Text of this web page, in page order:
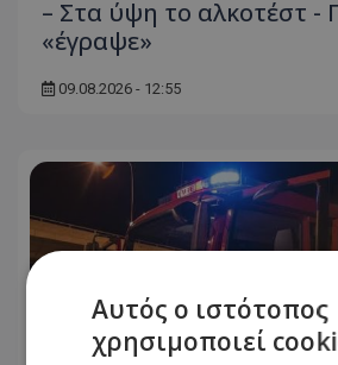
– Στα ύψη το αλκοτέστ -
«έγραψε»
09.08.2026 - 12:55
Αυτός ο ιστότοπος
χρησιμοποιεί